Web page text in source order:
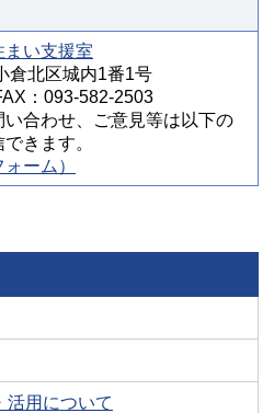
い支援室
北区城内1番1号
：093-582-2503
合わせ、ご意見等は以下の
きます。
ーム）
活用について